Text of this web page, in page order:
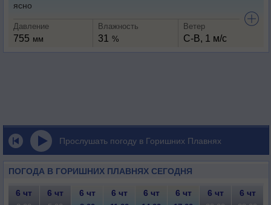
ясно
Давление
755 мм
Влажность
31 %
Ветер
С-В, 1 м/с
Прослушать погоду в Горишних Плавнях
ПОГОДА В ГОРИШНИХ ПЛАВНЯХ СЕГОДНЯ
6 чт 6 чт 6 чт 6 чт 6 чт 6 чт 6 чт 6 чт